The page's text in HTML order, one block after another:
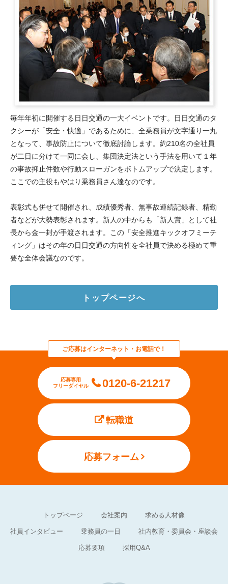
毎年年初に開催する日日交通の一大イベントです。日日交通のタ
クシーが「安全・快適」であるために、全乗務員が文字通り一丸
となって、事故防止について徹底討論します。約210名の全社員
が二日に分けて一同に会し、集団決定法という手法を用いて１年
の事故抑止件数や行動スローガンをボトムアップで決定します。
ここでの主役もやはり乗務員さん達なのです。
表彰式も併せて開催され、成績優秀者、無事故連続記録者、精勤
者などが大勢表彰されます。新人の中からも「新人賞」として社
長から金一封が手渡されます。この「安全推進キックオフミーテ
ィング」はその年の日日交通の方向性を全社員で決める極めて重
要な全体会議なのです。
トップページへ
ご応募はインターネット・お電話で！
応募専用
フリーダイヤル
0120-6-21217
転職道
応募フォーム
トップページ 会社案内 求める人材像
社員インタビュー 乗務員の一日 社内教育・委員会・座談会
応募要項 採用Q&A